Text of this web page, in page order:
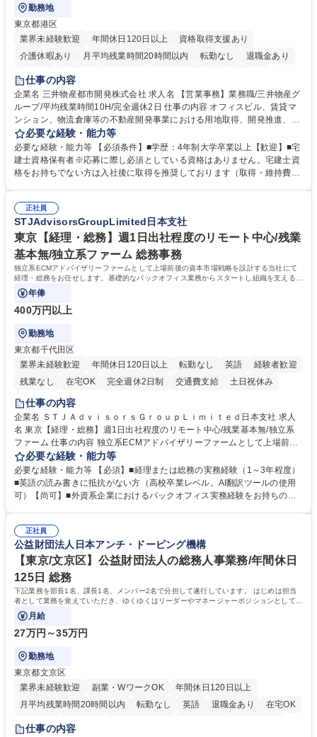
勤務地
東京都港区
業界未経験歓迎
年間休日120日以上
資格取得支援あり
介護休暇あり
月平均残業時間20時間以内 転勤なし
退職金あり
在宅OK
賞与あり
駅近5分以内
土日祝休み 寮・社宅あり
仕事の内容
企業名 三井物産都市開発株式会社 求人名 【営業事務】業務職/三井物産グ
ループ/平均残業時間10H/完全週休2日 仕事の内容 オフィスビル、賃貸マ
ンション、物流倉庫等の不動産開発事業における用地取得、開発推進、賃
貸運営、売却、仲介・活用提案等を行う営業部門において事務業務を担当
いただきます。 【詳細】・契約書管理、契約書製本、捺印対応、ファイリ
ング、登記簿取得、調書取得・支払業務（各種費用支払、支払管理、請
求・支払データ登録、取引先マスター申請対応）・予算作成及び予実管
の他に担当頂く業務が発生する場合があります。 募集職種 【営業事務】
業務職/三井物産グループ/平均残業時間10H/完全週休2日
必要な経験・能力等
必要な経験・能力等 【必須条件】■学歴：4年制大学卒業以上【歓迎】■宅
建士資格保有者※応募に際し必須としている資格はありません。宅建士資
格をお持ちでない方は入社後に取得を推奨しております（取得・維持費用
ション力がある方。 ・チャレンジを厭わず、粘り強く業務に取り組める
方。多様な関係者と謙虚に信頼関係を構築でき、期限を意識したスケジュ
ール管理が出来る方。※将来的に他部署（営業部門、コーポレート部門）
へのジョブローテーションの可能性があります。 学歴・資格 学歴：大学
院 大学 語学力： 資格：宅地建物取引士
正社員
STJAdvisorsGroupLimited日本支社
東京【経理・総務】週1日出社程度のリモート中心/残業
基本無/独立系ファーム 総務事務
独立系ECMアドバイザリーファームとして上場前後の資本市場戦略を設計する当社にて
経理・総務をお任せします。基礎的なバックオフィス業務からスタートし組織を支える専
任担当として広く活躍できる環境です。
年俸
400万円以上
勤務地
東京都千代田区
業界未経験歓迎
年間休日120日以上 転勤なし 英語
経験者歓迎
残業なし
在宅OK 完全週休2日制 交通費支給 土日祝休み
仕事の内容
企業名 ＳＴＪＡｄｖｉｓｏｒｓＧｒｏｕｐＬｉｍｉｔｅｄ日本支社 求人
名 東京【経理・総務】週1日出社程度のリモート中心/残業基本無/独立系
ファーム 仕事の内容 独立系ECMアドバイザリーファームとして上場前後
の資本市場戦略を設計する当社にて経理・総務をお任せします。基礎的な
バックオフィス業務からスタートし組織を支える専任担当として広く活躍
できる環境です。 ■日常経理、月次および年次決算サポート業務 ■本国
（グローバル）との英文メール対応（AI翻訳ツール等を使用しての対応で
業務をお任せします。残業も基本的には発生せず、ご自身のペースで業務
を進めやすく定着率の高い環境です。 募集職種 東京【経理・総務】週1日
出社程度のリモート中心/残業基本無/独立系ファーム
必要な経験・能力等
必要な経験・能力等 【必須】■経理または総務の実務経験（1～3年程度）
■英語の読み書きに抵抗がない方（高校卒業レベル。AI翻訳ツールの使用
可）【尚可】■外資系企業におけるバックオフィス実務経験をお持ちの方
【働き方について】現在は週4日程度の在宅勤務を実施しており、ワーク
ライフバランスを重視する方に最適な環境です（フルリモートも面接で相
談可）。【求める人物像】幅広いバックオフィス業務に柔軟に対応でき、
社内外と円滑にコミュニケーションを取りながら業務を推進できる方 学
歴・資格 学歴：大学院 大学 高専 短大 専修学校 高校 語学力： 資格：
正社員
公益財団法人日本アンチ・ドーピング機構
【東京/文京区】公益財団法人の総務人事業務/年間休日
125日 総務
下記業務を部長1名、課長1名、メンバー2名で分担して遂行しています。 はじめは担当
者として業務を覚えていただき、ゆくゆくはリーダーやマネージャーポジションとして活
躍いただくことを期待しています。
月給
27万円～35万円
勤務地
東京都文京区
業界未経験歓迎
副業・WワークOK
年間休日120日以上
月平均残業時間20時間以内
転勤なし 英語 退職金あり
在宅OK
賞与あり
育休あり
仕事の内容